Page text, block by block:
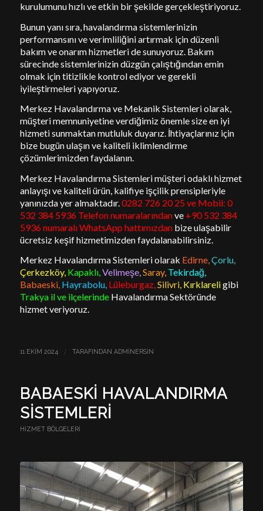
kurulumunu hızlı ve etkin bir şekilde gerçekleştiriyoruz.
Bunun yanı sıra, havalandırma sistemlerinizin
performansını ve verimliliğini artırmak için düzenli
bakım ve onarım hizmetleri de sunuyoruz. Bakım
sürecinde sistemlerinizin düzgün çalıştığından emin
olmak için titizlikle kontrol ediyor ve gerekli
iyileştirmeleri yapıyoruz.
Merkez Havalandırma ve Mekanik Sistemleri olarak,
müşteri memnuniyetine verdiğimiz önemle size en iyi
hizmeti sunmaktan mutluluk duyarız. İhtiyaçlarınız için
bize bugün ulaşın ve kaliteli iklimlendirme
çözümlerimizden faydalanın.
Merkez Havalandırma Sistemleri müşteri odaklı hizmet
anlayışı ve kaliteli ürün, kalifiye işçilik prensipleriyle
yanınızda yer almaktadır. 0282 726 20 25 ve Mobil: 0
532 384 5936Telefon numaralarındanve +90 532 384
5936 numaralı WhatsApp hattımızdanbize ulaşabilir
ücretsiz keşif hizmetimizden faydalanabilirsiniz.
Merkez Havalandırma Sistemleri olarak Edirne,Çorlu,
Çerkezköy, Kapaklı,Velimeşe,Saray, Tekirdağ,
Babaeski, Hayrabolu, Lüleburgaz,Silivri, Kırklareligibi
Trakya il ve ilçelerindeHavalandırma Sektöründe
hizmet veriyoruz.
11 EKIM 2024 / TARAFINDAN ADMINERSIN
BABAESKI HAVALANDIRMA
SISTEMLERI
HIZMET BÖLGELERI